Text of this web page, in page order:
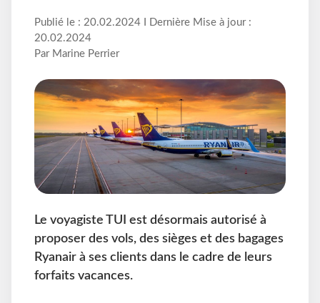
Publié le : 20.02.2024 I Dernière Mise à jour :
20.02.2024
Par Marine Perrier
Le voyagiste TUI est désormais autorisé à
proposer des vols, des sièges et des bagages
Ryanair à ses clients dans le cadre de leurs
forfaits vacances.